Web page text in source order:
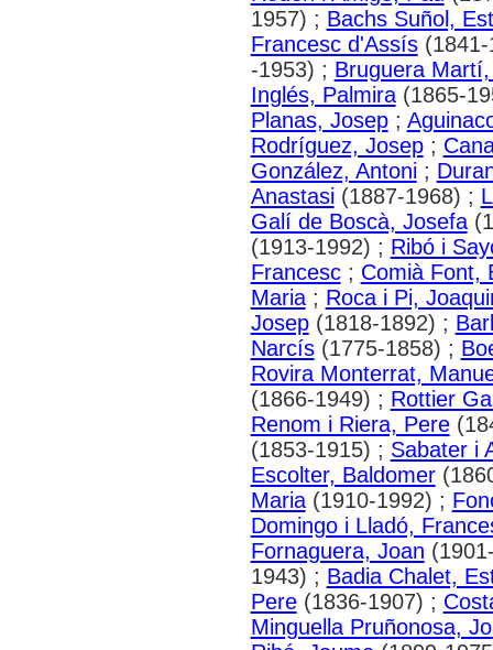
1957) ; Bachs Suñol,
Francesc d'Assís
-1953) ; Bruguera
Inglés, Palmira(1865-
Planas, Josep;
Rodríguez, Josep;
González, Antoni;
Anastasi(1887-1968) ;
Galí de Boscà, Josefa
(1913-1992) ; Ribó i
Francesc; Comià Font,
Maria; Roca i Pi,
Josep(1818-1892) ;
Narcís(1775-1858) ;
Rovira Monterrat,
(1866-1949) ; Rottier
Renom i Riera, Pere
(1853-1915) ; Sabater i
Escolter, Baldomer
Maria(1910-1992) ;
Domingo i Lladó,
Fornaguera, Joan
1943) ; Badia Chalet,
Pere(1836-1907) ;
Minguella Pruñonosa,